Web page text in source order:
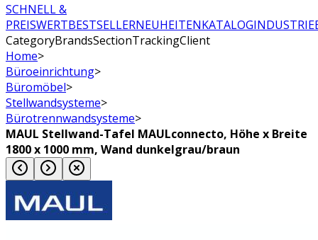
SCHNELL &
PREISWERTBESTSELLERNEUHEITENKATALOG
CategoryBrandsSectionTrackingClient
Home>
Büroeinrichtung>
Büromöbel>
Stellwandsysteme>
Bürotrennwandsysteme>
MAUL Stellwand-Tafel MAULconnecto, Höhe x Breite
1800 x 1000 mm, Wand dunkelgrau/braun